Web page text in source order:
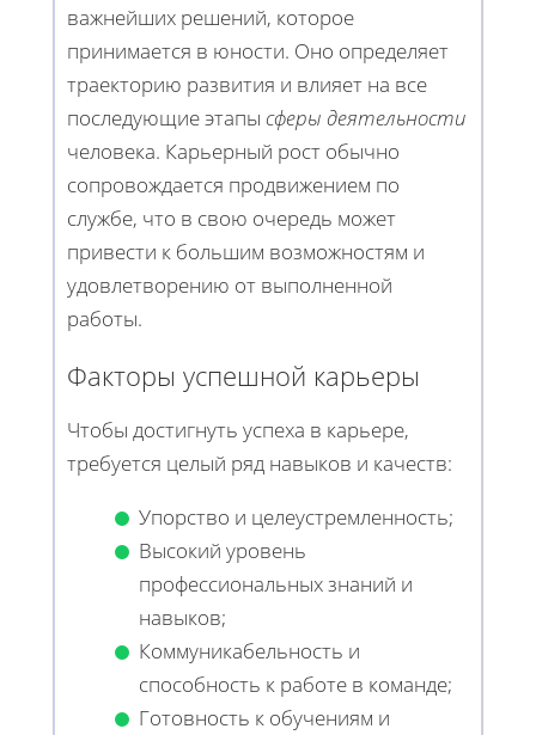
важнейших решений, которое
принимается в юности. Оно определяет
траекторию развития и влияет на все
последующие этапы сферы деятельности
человека. Карьерный рост обычно
сопровождается продвижением по
службе, что в свою очередь может
привести к большим возможностям и
удовлетворению от выполненной
работы.
Факторы успешной карьеры
Чтобы достигнуть успеха в карьере,
требуется целый ряд навыков и качеств:
Упорство и целеустремленность;
Высокий уровень
профессиональных знаний и
навыков;
Коммуникабельность и
способность к работе в команде;
Готовность к обучениям и